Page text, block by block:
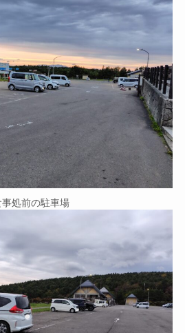
事処前の駐車場